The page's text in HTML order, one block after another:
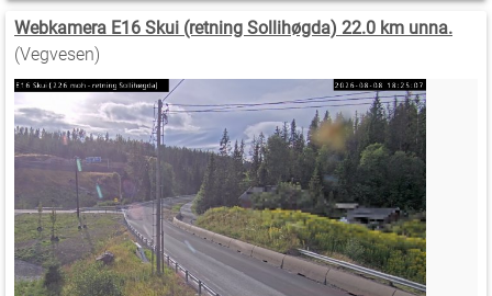
Webkamera E16 Skui (retning Sollihøgda) 22.0 km unna.
(Vegvesen)